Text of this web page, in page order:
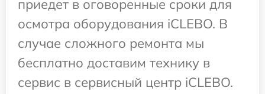
приедет в оговоренные сроки для
осмотра оборудования iCLEBO. В
случае сложного ремонта мы
бесплатно доставим технику в
сервис в сервисный центр iCLEBO.